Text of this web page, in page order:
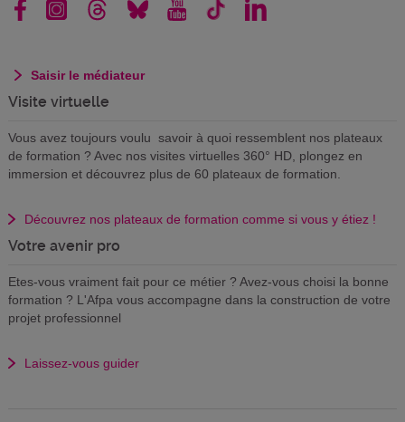
Saisir le médiateur
Visite virtuelle
Vous avez toujours voulu savoir à quoi ressemblent nos plateaux
de formation ? Avec nos visites virtuelles 360° HD, plongez en
immersion et découvrez plus de 60 plateaux de formation.
Découvrez nos plateaux de formation comme si vous y étiez !
Votre avenir pro
Etes-vous vraiment fait pour ce métier ? Avez-vous choisi la bonne
formation ? L'Afpa vous accompagne dans la construction de votre
projet professionnel
Laissez-vous guider